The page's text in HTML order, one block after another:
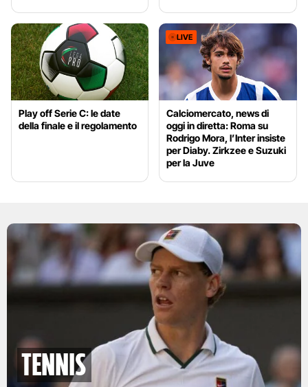
Play off Serie C: le date
della finale e il regolamento
LIVE
Calciomercato, news di
oggi in diretta: Roma su
Rodrigo Mora, l’Inter insiste
per Diaby. Zirkzee e Suzuki
per la Juve
tennis